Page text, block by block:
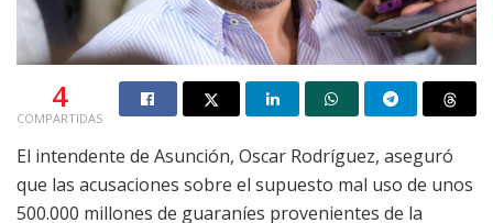
4
COMPARTIDAS
El intendente de Asunción, Oscar Rodríguez, aseguró
que las acusaciones sobre el supuesto mal uso de unos
500.000 millones de guaraníes provenientes de la